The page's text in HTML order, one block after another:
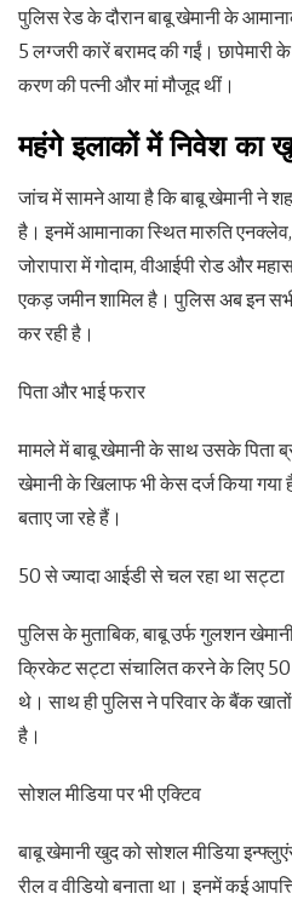
पुलिस रेड के दौरान बाबू खेमानी के
5 लग्जरी कारें बरामद की गईं। छापेमारी
करण की पत्नी और मां मौजूद थीं।
महंगे इलाकों में निवेश का
जांच में सामने आया है कि बाबू खेमानी ने
है। इनमें आमानाका स्थित मारुति
जोरापारा में गोदाम, वीआईपी रोड और
एकड़ जमीन शामिल है। पुलिस अब इन
कर रही है।
पिता और भाई फरार
मामले में बाबू खेमानी के साथ उसके पिता
खेमानी के खिलाफ भी केस दर्ज किया गया
बताए जा रहे हैं।
50 से ज्यादा आईडी से चल रहा था सट्टा
पुलिस के मुताबिक, बाबू उर्फ गुलशन
क्रिकेट सट्टा संचालित करने के लिए
थे। साथ ही पुलिस ने परिवार के बैंक
है।
सोशल मीडिया पर भी एक्टिव
बाबू खेमानी खुद को सोशल मीडिया
रील व वीडियो बनाता था। इनमें कई